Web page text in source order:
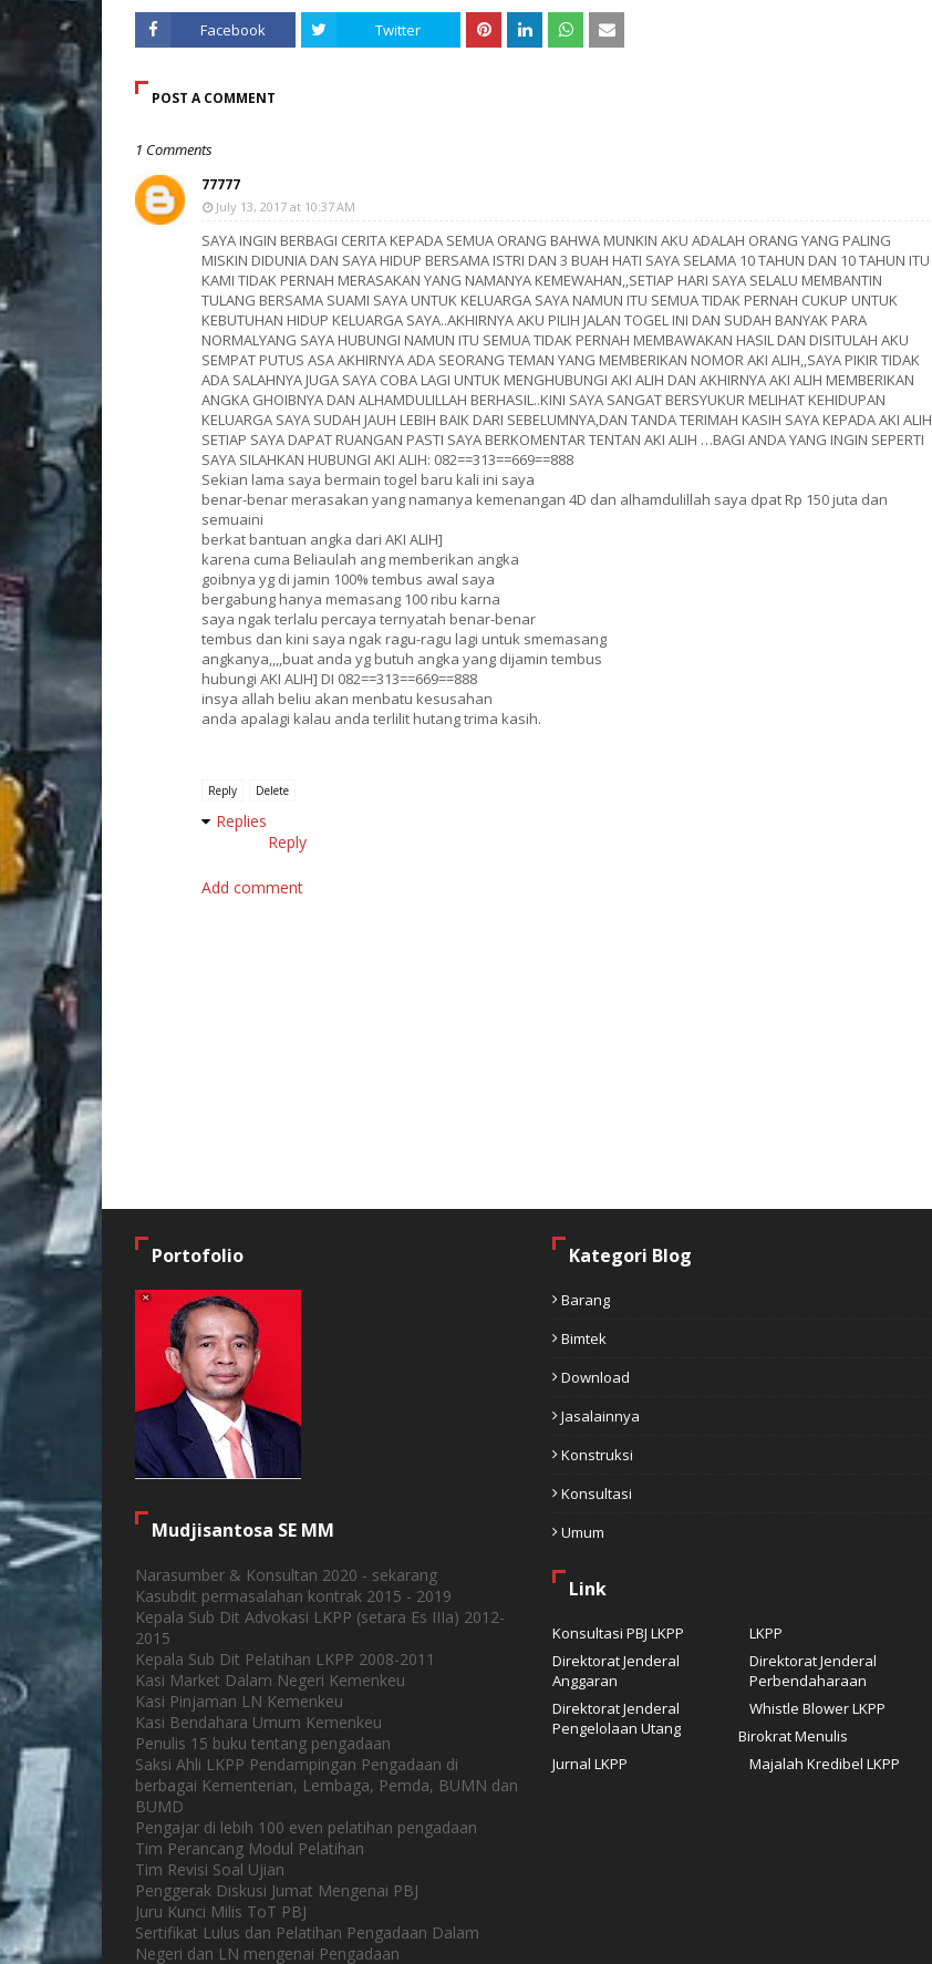
Facebook Twitter
POST A COMMENT
1 Comments
77777
July 13, 2017 at 10:37 AM
SAYA INGIN BERBAGI CERITA KEPADA SEMUA ORANG BAHWA MUNKIN AKU ADALAH ORANG YANG PALING
MISKIN DIDUNIA DAN SAYA HIDUP BERSAMA ISTRI DAN 3 BUAH HATI SAYA SELAMA 10 TAHUN DAN 10 TAHUN ITU
KAMI TIDAK PERNAH MERASAKAN YANG NAMANYA KEMEWAHAN,,SETIAP HARI SAYA SELALU MEMBANTIN
TULANG BERSAMA SUAMI SAYA UNTUK KELUARGA SAYA NAMUN ITU SEMUA TIDAK PERNAH CUKUP UNTUK
KEBUTUHAN HIDUP KELUARGA SAYA..AKHIRNYA AKU PILIH JALAN TOGEL INI DAN SUDAH BANYAK PARA
NORMALYANG SAYA HUBUNGI NAMUN ITU SEMUA TIDAK PERNAH MEMBAWAKAN HASIL DAN DISITULAH AKU
SEMPAT PUTUS ASA AKHIRNYA ADA SEORANG TEMAN YANG MEMBERIKAN NOMOR AKI ALIH,,SAYA PIKIR TIDAK
ADA SALAHNYA JUGA SAYA COBA LAGI UNTUK MENGHUBUNGI AKI ALIH DAN AKHIRNYA AKI ALIH MEMBERIKAN
ANGKA GHOIBNYA DAN ALHAMDULILLAH BERHASIL..KINI SAYA SANGAT BERSYUKUR MELIHAT KEHIDUPAN
KELUARGA SAYA SUDAH JAUH LEBIH BAIK DARI SEBELUMNYA,DAN TANDA TERIMAH KASIH SAYA KEPADA AKI ALIH
SETIAP SAYA DAPAT RUANGAN PASTI SAYA BERKOMENTAR TENTAN AKI ALIH …BAGI ANDA YANG INGIN SEPERTI
SAYA SILAHKAN HUBUNGI AKI ALIH: 082==313==669==888
Sekian lama saya bermain togel baru kali ini saya
benar-benar merasakan yang namanya kemenangan 4D dan alhamdulillah saya dpat Rp 150 juta dan
semuaini
berkat bantuan angka dari AKI ALIH]
karena cuma Beliaulah ang memberikan angka
goibnya yg di jamin 100% tembus awal saya
bergabung hanya memasang 100 ribu karna
saya ngak terlalu percaya ternyatah benar-benar
tembus dan kini saya ngak ragu-ragu lagi untuk smemasang
angkanya,,,,buat anda yg butuh angka yang dijamin tembus
hubungi AKI ALIH] DI 082==313==669==888
insya allah beliu akan menbatu kesusahan
anda apalagi kalau anda terlilit hutang trima kasih.
Reply Delete
Replies
Reply
Add comment
Portofolio
Mudjisantosa SE MM
Narasumber & Konsultan 2020 - sekarang
Kasubdit permasalahan kontrak 2015 - 2019
Kepala Sub Dit Advokasi LKPP (setara Es IIIa) 2012-
2015
Kepala Sub Dit Pelatihan LKPP 2008-2011
Kasi Market Dalam Negeri Kemenkeu
Kasi Pinjaman LN Kemenkeu
Kasi Bendahara Umum Kemenkeu
Penulis 15 buku tentang pengadaan
Saksi Ahli LKPP Pendampingan Pengadaan di
berbagai Kementerian, Lembaga, Pemda, BUMN dan
BUMD
Pengajar di lebih 100 even pelatihan pengadaan
Tim Perancang Modul Pelatihan
Tim Revisi Soal Ujian
Penggerak Diskusi Jumat Mengenai PBJ
Juru Kunci Milis ToT PBJ
Sertifikat Lulus dan Pelatihan Pengadaan Dalam
Negeri dan LN mengenai Pengadaan
Kategori Blog
Barang
Bimtek
Download
Jasalainnya
Konstruksi
Konsultasi
Umum
Link
Konsultasi PBJ LKPP
LKPP
Direktorat Jenderal
Anggaran
Direktorat Jenderal
Perbendaharaan
Direktorat Jenderal
Pengelolaan Utang
Whistle Blower LKPP
Birokrat Menulis
Majalah Kredibel LKPP
Jurnal LKPP